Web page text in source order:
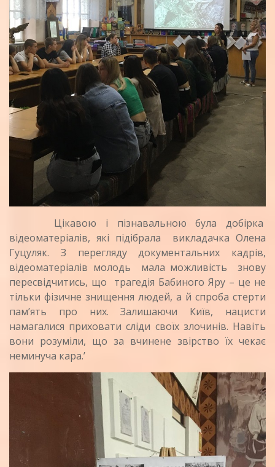
Цікавою і пізнавальною була добірка
відеоматеріалів, які підібрала викладачка Олена
Гуцуляк. З перегляду документальних кадрів,
відеоматеріалів молодь мала можливість знову
пересвідчитись, що трагедія Бабиного Яру – це не
тільки фізичне знищення людей, а й спроба стерти
пам’ять про них. Залишаючи Київ, нацисти
намагалися приховати сліди своїх злочинів. Навіть
вони розуміли, що за вчинене звірство їх чекає
неминуча кара.’